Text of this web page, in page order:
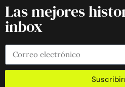
Las mejores
inbox